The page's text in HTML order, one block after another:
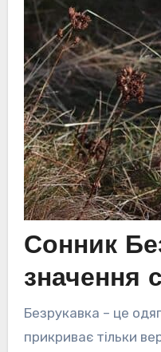
Сонник
значення
Безрукавка – це
прикриває тільки